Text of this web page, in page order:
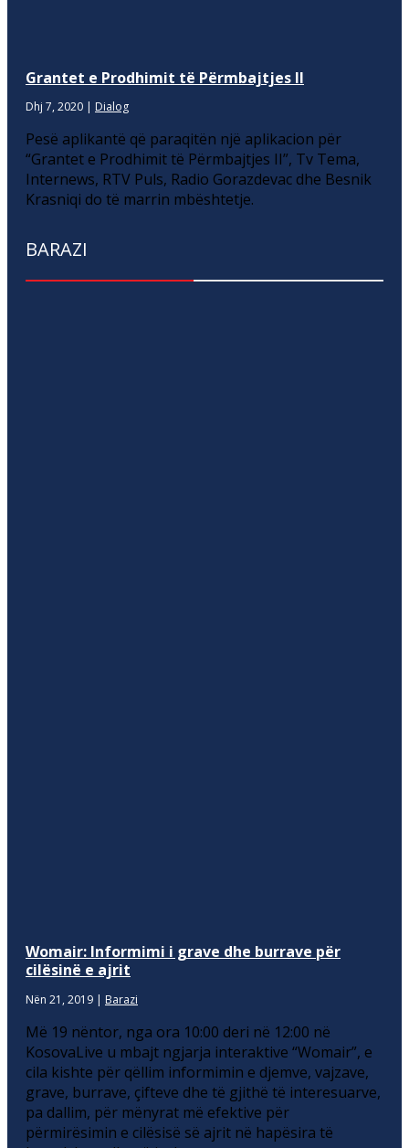
Grantet e Prodhimit të Përmbajtjes II
Dhj 7, 2020 | Dialog
Pesë aplikantë që paraqitën një aplikacion për
“Grantet e Prodhimit të Përmbajtjes II”, Tv Tema,
Internews, RTV Puls, Radio Gorazdevac dhe Besnik
Krasniqi do të marrin mbështetje.
BARAZI
Womair: Informimi i grave dhe burrave për
cilësinë e ajrit
Nën 21, 2019 | Barazi
Më 19 nëntor, nga ora 10:00 deri në 12:00 në
KosovaLive u mbajt ngjarja interaktive “Womair”, e
cila kishte për qëllim informimin e djemve, vajzave,
grave, burrave, çifteve dhe të gjithë të interesuarve,
pa dallim, për mënyrat më efektive për
përmirësimin e cilësisë së ajrit në hapësira të